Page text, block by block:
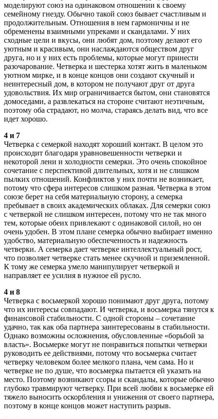
моделируют союз на одинаковом отношении к своему
семейному гнезду. Обычно такой союз бывает счастливым и
продолжительным. Отношения в нем гармоничны и не
обременены взаимными упреками и скандалами. У них
сходные цели и вкусы, они любят дом, поэтому делают его
уютным и красивым, они наслаждаются обществом друг
друга, но и у них есть проблемы, которые могут принести
разочарование. Четверка и шестерка хотят жить в маленьком
уютном мирке, и в конце концов они создают скучный и
неинтересный дом, в котором не получают друг от друга
удовольствия. Их мир ограничивается бытом, они становятся
домоседами, а развлекаться на стороне считают неэтичным,
поэтому оба страдают, но молча, стараясь делать вид, что все
идет хорошо.
4 и 7
Четверка с семеркой находят хороший контакт. В целом это
происходит благодаря уравновешенности четверки и
некоторой лени и холодности семерки. Это очень спокойное
сочетание с перспективой длительных, хотя и не слишком
пылких отношений. Конфликтов у них почти не возникает,
потому что сфера интересов слишком разная. Четверка в этом
союзе берет на себя материальную сторону, а семерка
пребывает в своих академических облаках. Для семерки союз
с четверкой не слишком интересен, потому что не так много
тем, которые обеих привлекают с одинаковой силой, но он
очень удобен. В этом плане семерка обычно выбирает именно
удобство, материальную обеспеченность и надежность
четверки. А семерка дает четверке интеллектуальный рост,
что позволяет четверке стать менее скучной и приземленной.
К тому же семерка умело манипулирует четверкой и
направляет ее усилия в нужное ей русло.
4 и 8
Четверка с восьмеркой хорошо понимают друг друга, потому
что их интересы совпадают. И четверка, и восьмерка тянутся к
финансовой стабильности. С одной стороны – сочетание
удачно, так как оба партнера заинтересованы в стабильности.
Однако возможны осложнения, обусловленные «борьбой за
власть». Восьмерке могут не понравиться попытки четверки
руководить ее действиями, потому что восьмерка считает
четверку человеком более мелкого плана, чем сама. Но и
четверке не по душе, что восьмерка пытается ей указать на
место. Поэтому возникают ссоры и скандалы, которые обычно
глубоко травмируют четверку. При всей любви к восьмерке ей
тяжело выносить оскорбления и унижения от своего партнера,
поэтому в конце концов может наступить разрыв.